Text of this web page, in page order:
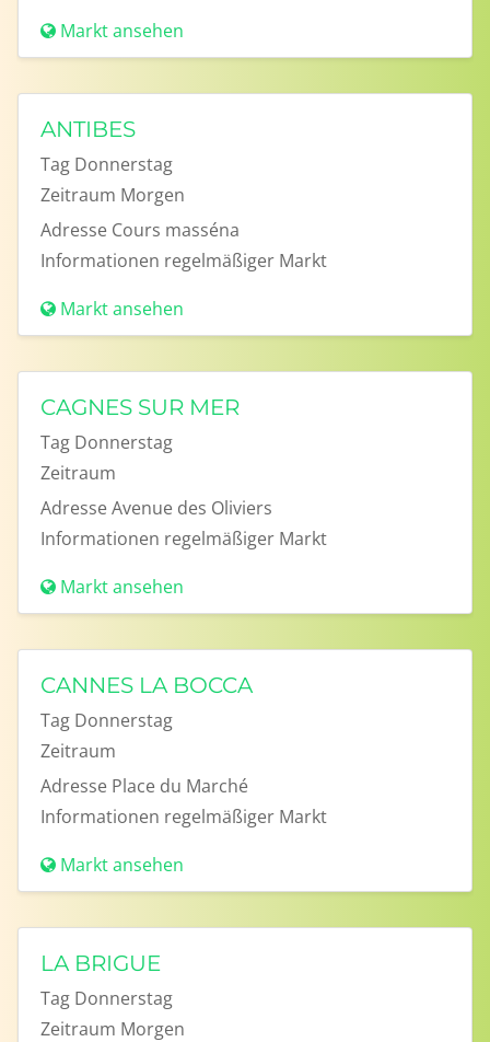
Markt ansehen
ANTIBES
Tag Donnerstag
Zeitraum Morgen
Adresse Cours masséna
Informationen regelmäßiger Markt
Markt ansehen
CAGNES SUR MER
Tag Donnerstag
Zeitraum
AdresseAvenue des Oliviers
Informationen regelmäßiger Markt
Markt ansehen
CANNES LA BOCCA
Tag Donnerstag
Zeitraum
Adresse Place du Marché
Informationen regelmäßiger Markt
Markt ansehen
LA BRIGUE
Tag Donnerstag
Zeitraum Morgen